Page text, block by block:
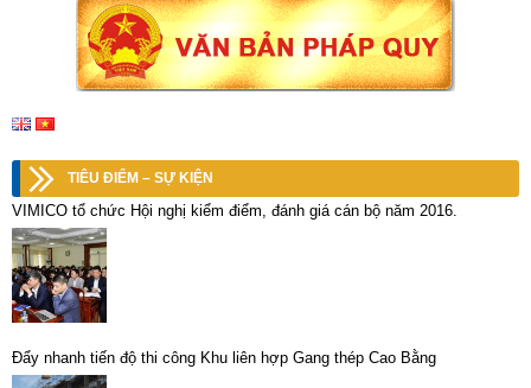
TIÊU ĐIỂM – SỰ KIỆN
VIMICO tổ chức Hội nghị kiểm điểm, đánh giá cán bộ năm 2016.
Đẩy nhanh tiến độ thi công Khu liên hợp Gang thép Cao Bằng